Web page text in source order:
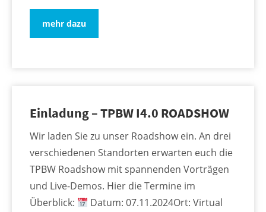
mehr dazu
Einladung – TPBW I4.0 ROADSHOW
Wir laden Sie zu unser Roadshow ein. An drei
verschiedenen Standorten erwarten euch die
TPBW Roadshow mit spannenden Vorträgen
und Live-Demos. Hier die Termine im
Überblick:
Datum: 07.11.2024Ort: Virtual